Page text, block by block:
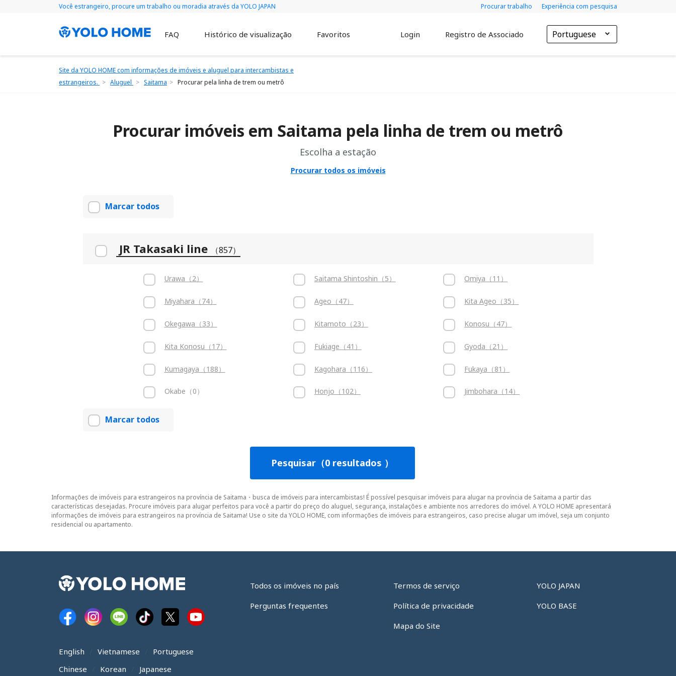
Você estrangeiro, procure um trabalho ou moradia através da YOLO JAPAN Procurar trabalho Experiência com pesquisa
FAQ Histórico de visualização Favoritos Login Registro de Associado Portuguese
Site da YOLO HOME com informações de imóveis e aluguel para intercambistas e
estrangeiros.
Aluguel Saitama Procurar pela linha de trem ou metrô
Procurar imóveis em Saitama pela linha de trem ou metrô
Escolha a estação
Procurar todos os imóveis
Marcar todos
JR Takasaki line （857）
Urawa（2） Saitama Shintoshin（5） Omiya（11）
Miyahara（74） Ageo（47） Kita Ageo（35）
Okegawa（33） Kitamoto（23） Konosu（47）
Kita Konosu（17） Fukiage（41） Gyoda（21）
Kumagaya（188） Kagohara（116） Fukaya（81）
Okabe（0） Honjo（102） Jimbohara（14）
Marcar todos
Pesquisar（0 resultados ）
Informações de imóveis para estrangeiros na província de Saitama・busca de imóveis para intercambistas! É possível pesquisar imóveis para alugar na província de Saitama a partir das
características desejadas. Procure imóveis para alugar perfeitos para você a partir do preço do aluguel, segurança, instalações e ambiente nos arredores do imóvel. A YOLO HOME apresentará
informações de imóveis para estrangeiros na província de Saitama! Use o site da YOLO HOME, com informações de imóveis para estrangeiros, caso precise alugar um imóvel, seja um conjunto
residencial ou apartamento.
English Vietnamese
Portuguese
Chinese
Korean Japanese
Todos os imóveis no país
Perguntas frequentes
Termos de serviço
Política de privacidade
Mapa do Site
YOLO JAPAN
YOLO BASE